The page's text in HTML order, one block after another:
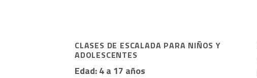
CLASES DE ESCALADA PARA NIÑOS Y
ADOLESCENTES
Edad: 4 a 17 años